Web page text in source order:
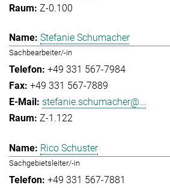
Z-0.100
Stefanie Schumacher
Sachbearbeiter/-in
+49 331 567-7984
+49 331 567-7889
stefanie.schumacher@...
Z-1.122
Rico Schuster
Sachgebietsleiter/-in
+49 331 567-7881